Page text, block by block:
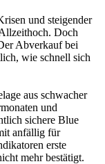
und steigender
Doch
Abverkauf bei
wie schnell sich
aus schwacher
und
sichere Blue
anfällig für
erste
mehr bestätigt.